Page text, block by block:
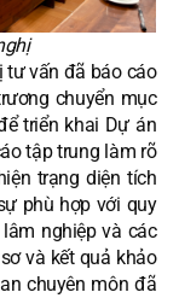
tư vấn đã báo cáo
chuyển mục
triển khai Dự án
tập trung làm rõ
trạng diện tích
phù hợp với quy
nghiệp và các
và kết quả khảo
chuyên môn đã